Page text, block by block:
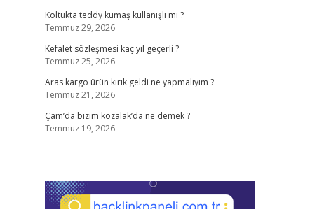
Koltukta teddy kumaş kullanışlı mı ?
Temmuz 29, 2026
Kefalet sözleşmesi kaç yıl geçerli ?
Temmuz 25, 2026
Aras kargo ürün kırık geldi ne yapmalıyım ?
Temmuz 21, 2026
Çam’da bizim kozalak’da ne demek ?
Temmuz 19, 2026